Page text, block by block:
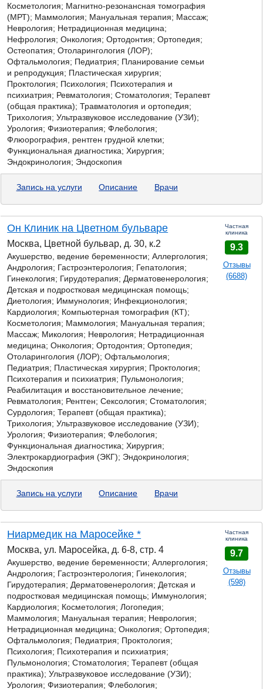
Косметология; Магнитно-резонансная томография
(МРТ); Маммология; Мануальная терапия; Массаж;
Неврология; Нетрадиционная медицина;
Нефрология; Онкология; Ортодонтия; Ортопедия;
Остеопатия; Отоларингология (ЛОР);
Офтальмология; Педиатрия; Планирование семьи
и репродукция; Пластическая хирургия;
Проктология; Психология; Психотерапия и
психиатрия; Ревматология; Стоматология; Терапевт
(общая практика); Травматология и ортопедия;
Трихология; Ультразвуковое исследование (УЗИ);
Урология; Физиотерапия; Флебология;
Флюорография, рентген грудной клетки;
Функциональная диагностика; Хирургия;
Эндокринология; Эндоскопия
Запись на услуги Описание Врачи
Он Клиник на Цветном бульваре
Москва, Цветной бульвар, д. 30, к.2
Акушерство, ведение беременности; Аллергология;
Андрология; Гастроэнтерология; Гепатология;
Гинекология; Гирудотерапия; Дерматовенерология;
Детская и подростковая медицинская помощь;
Диетология; Иммунология; Инфекционология;
Кардиология; Компьютерная томография (КТ);
Косметология; Маммология; Мануальная терапия;
Массаж; Микология; Неврология; Нетрадиционная
медицина; Онкология; Ортодонтия; Ортопедия;
Отоларингология (ЛОР); Офтальмология;
Педиатрия; Пластическая хирургия; Проктология;
Психотерапия и психиатрия; Пульмонология;
Реабилитация и восстановительное лечение;
Ревматология; Рентген; Сексология; Стоматология;
Сурдология; Терапевт (общая практика);
Трихология; Ультразвуковое исследование (УЗИ);
Урология; Физиотерапия; Флебология;
Функциональная диагностика; Хирургия;
Электрокардиография (ЭКГ); Эндокринология;
Эндоскопия
Частная
клиника
9.3
Отзывы
(6688)
Запись на услуги Описание Врачи
Ниармедик на Маросейке *
Москва, ул. Маросейка, д. 6-8, стр. 4
Акушерство, ведение беременности; Аллергология;
Андрология; Гастроэнтерология; Гинекология;
Гирудотерапия; Дерматовенерология; Детская и
подростковая медицинская помощь; Иммунология;
Кардиология; Косметология; Логопедия;
Маммология; Мануальная терапия; Неврология;
Нетрадиционная медицина; Онкология; Ортопедия;
Офтальмология; Педиатрия; Проктология;
Психология; Психотерапия и психиатрия;
Пульмонология; Стоматология; Терапевт (общая
практика); Ультразвуковое исследование (УЗИ);
Урология; Физиотерапия; Флебология;
Частная
клиника
9.7
Отзывы
(598)